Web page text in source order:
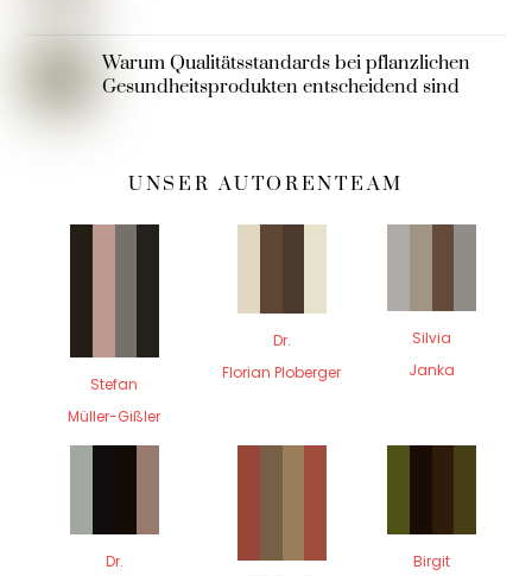
Warum Qualitätsstandards bei pflanzlichen
Gesundheitsprodukten entscheidend sind
UNSER AUTORENTEAM
Stefan
Müller-Gißler
Dr.
Florian Ploberger
Silvia
Janka
Dr.
Birgit